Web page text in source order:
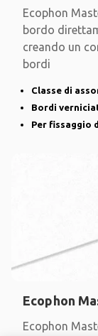
Ecophon
bordo
creando un
bordi
Classe di
Bordi
Per fissaggio
Ecophon
Ecophon